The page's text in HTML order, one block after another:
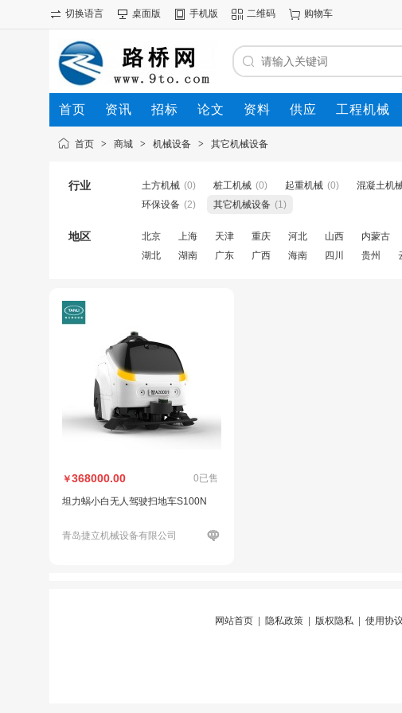
切换语言 桌面版 手机版 二维码 购物车
首页 资讯 招标 论文 资料 供应 工程机械
首页 > 商城 > 机械设备 > 其它机械设备
行业 土方机械 (0) 桩工机械 (0) 起重机械 (0) 混凝土机
环保设备 (2) 其它机械设备 (1)
地区 北京 上海 天津 重庆 河北 山西 内蒙古
湖北
湖南 广东 广西 海南 四川 贵州
￥368000.00 0已售
坦力蜗小白无人驾驶扫地车S100N
青岛捷立机械设备有限公司
网站首页 隐私政策 版权隐私 使用协议